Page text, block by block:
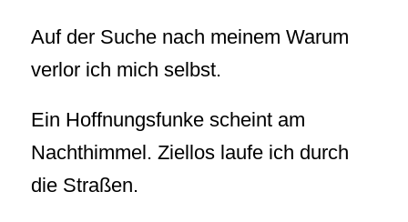
Auf der Suche nach meinem Warum
verlor ich mich selbst.
Ein Hoffnungsfunke scheint am
Nachthimmel. Ziellos laufe ich durch
die Straßen.